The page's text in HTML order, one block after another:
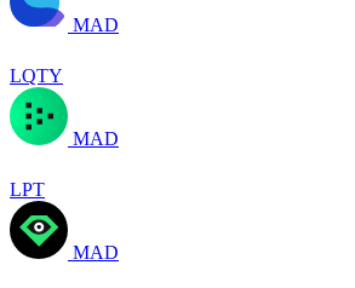
MAD
LQTY
MAD
LPT
MAD